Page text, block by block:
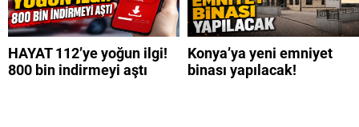
HAYAT 112’ye yoğun ilgi!
800 bin indirmeyi aştı
Konya’ya yeni emniyet
binası yapılacak!